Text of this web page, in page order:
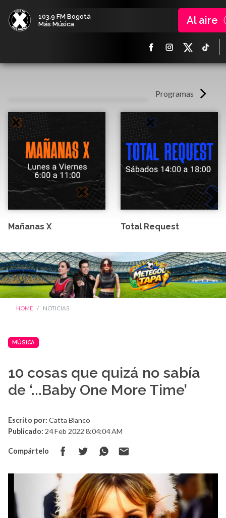
103.9 FM Bogotá
Más Música
Al aire
Programas
Mañanas X Total Request
HOME NOTICIAS
MÚSICA
10 cosas que quizá no sabía
de ‘...Baby One More Time’
Escrito por: Catta Blanco
Publicado: 24 Feb 2022 8:04:04 AM
Compártelo